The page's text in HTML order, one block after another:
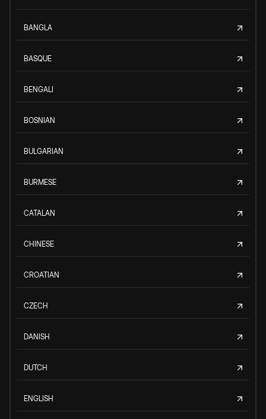
BANGLA
BASQUE
BENGALI
BOSNIAN
BULGARIAN
BURMESE
CATALAN
CHINESE
CROATIAN
CZECH
DANISH
DUTCH
ENGLISH